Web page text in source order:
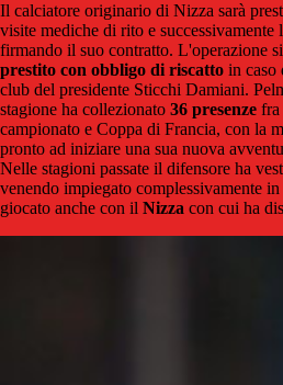
Il calciatore originario di Nizza sarà
visite mediche di rito e
firmando il suo contratto. L'operazione
prestito con obbligo di riscatto in caso
club del presidente Sticchi Damiani.
stagione ha collezionato 36 presenze fra
campionato e Coppa di Francia, con la
pronto ad iniziare una sua nuova
Nelle stagioni passate il difensore ha
venendo impiegato complessivamente
giocato anche con il Nizza con cui ha